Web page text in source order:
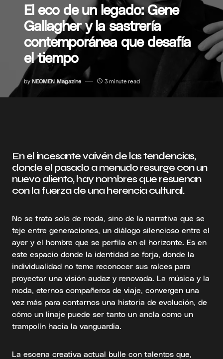
El eco de un legado: Gene
Gallagher y la sastrería
contemporánea que desafía
el tiempo
by NEOMEN Magazine 3 minute read
En el incesante vaivén de las tendencias,
donde el pasado a menudo resurge con un
nuevo aliento, hay nombres que resuenan
con la fuerza de una herencia cultural.
No se trata solo de moda, sino de la narrativa que se
teje entre generaciones, un diálogo silencioso entre el
ayer y el hombre que se perfila en el horizonte. Es en
este espacio donde la identidad se forja, donde la
individualidad no teme reconocer sus raíces para
proyectar una visión audaz y renovada. La música y la
moda, eternos compañeros de viaje, convergen una
vez más para contarnos una historia de evolución, de
cómo un linaje puede ser tanto un ancla como un
trampolín hacia la vanguardia.
La escena creativa actual bulle con talentos que,